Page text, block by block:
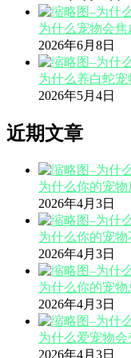
为什么宠物会
2026年6月8日
为什么养白蛇
2026年5月4日
近期文章
为什么你的宠
2026年4月3日
为什么你的宠
2026年4月3日
为什么你的宠
2026年4月3日
为什么爱宠物
2026年4月3日